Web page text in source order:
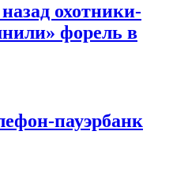
охотники-
форель в
пауэрбанк